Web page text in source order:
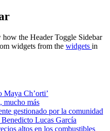
the Header Toggle Sidebar
widgets from the widgets in
Maya Ch’orti’
mucho más
gestionado por la comunidad
Lucas García
altos en los combustibles